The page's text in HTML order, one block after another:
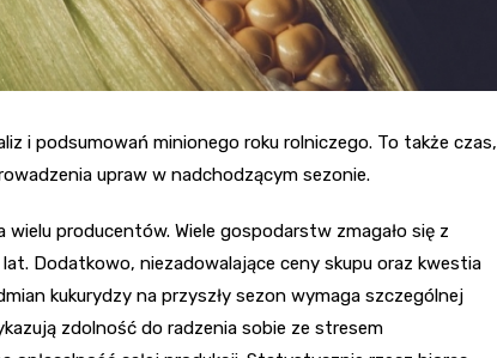
i podsumowań minionego roku rolniczego. To także czas,
upraw w nadchodzącym sezonie.
producentów. Wiele gospodarstw zmagało się z
Dodatkowo, niezadowalające ceny skupu oraz kwestia
kukurydzy na przyszły sezon wymaga szczególnej
zdolność do radzenia sobie ze stresem